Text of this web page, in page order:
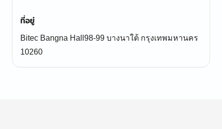
ที่อยู่
Bitec Bangna Hall98-99 บางนาใต้ กรุงเทพมหานคร
10260